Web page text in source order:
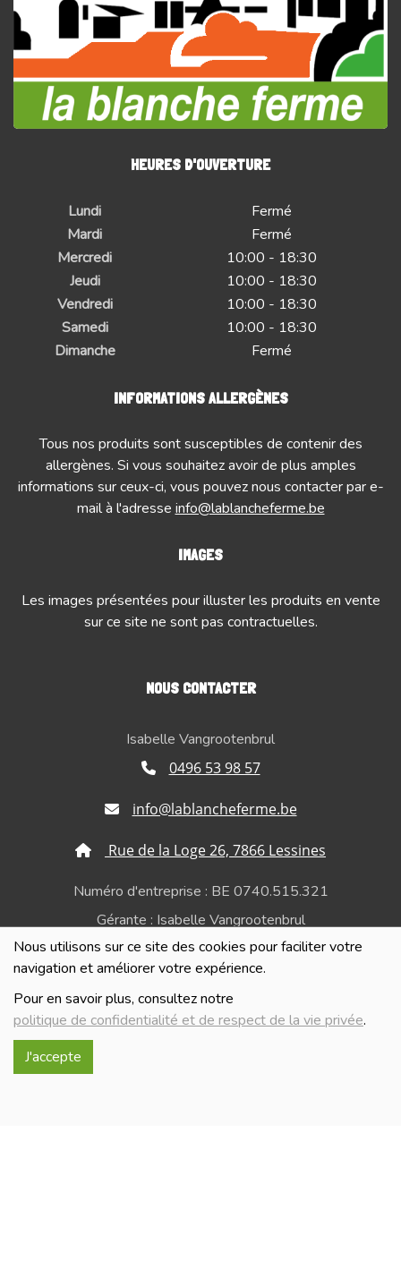
Nous utilisons sur ce site des cookies pour faciliter votre
navigation et améliorer votre expérience.
Pour en savoir plus, consultez notre
politique de confidentialité et de respect de la vie privée.
J'accepte
HEURES D'OUVERTURE
Lundi
Fermé
Mardi
Fermé
Mercredi
10:00 - 18:30
Jeudi
10:00 - 18:30
Vendredi
10:00 - 18:30
Samedi
10:00 - 18:30
Dimanche
Fermé
INFORMATIONS ALLERGÈNES
Tous nos produits sont susceptibles de contenir des
allergènes. Si vous souhaitez avoir de plus amples
informations sur ceux-ci, vous pouvez nous contacter par e-
mail à l'adresse info@lablancheferme.be
IMAGES
Les images présentées pour illuster les produits en vente
sur ce site ne sont pas contractuelles.
NOUS CONTACTER
Isabelle Vangrootenbrul
0496 53 98 57
info@lablancheferme.be
Rue de la Loge 26, 7866 Lessines
Numéro d'entreprise : BE 0740.515.321
Gérante : Isabelle Vangrootenbrul
Politique de confidentialité et de respect de la vie
privée